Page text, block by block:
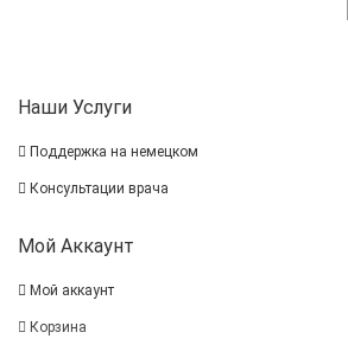
Наши Услуги
Поддержка на немецком
Консультации врача
Мой Аккаунт
Мой аккаунт
Корзина